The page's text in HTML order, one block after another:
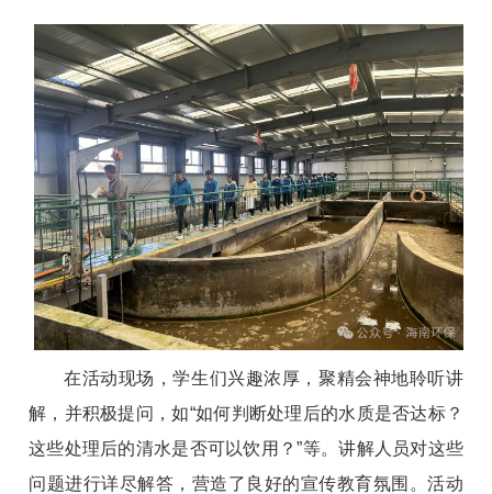
在活动现场，学生们兴趣浓厚，聚精会神地聆听讲
解，并积极提问，如“如何判断处理后的水质是否达标？
这些处理后的清水是否可以饮用？”等。讲解人员对这些
问题进行详尽解答，营造了良好的宣传教育氛围。活动